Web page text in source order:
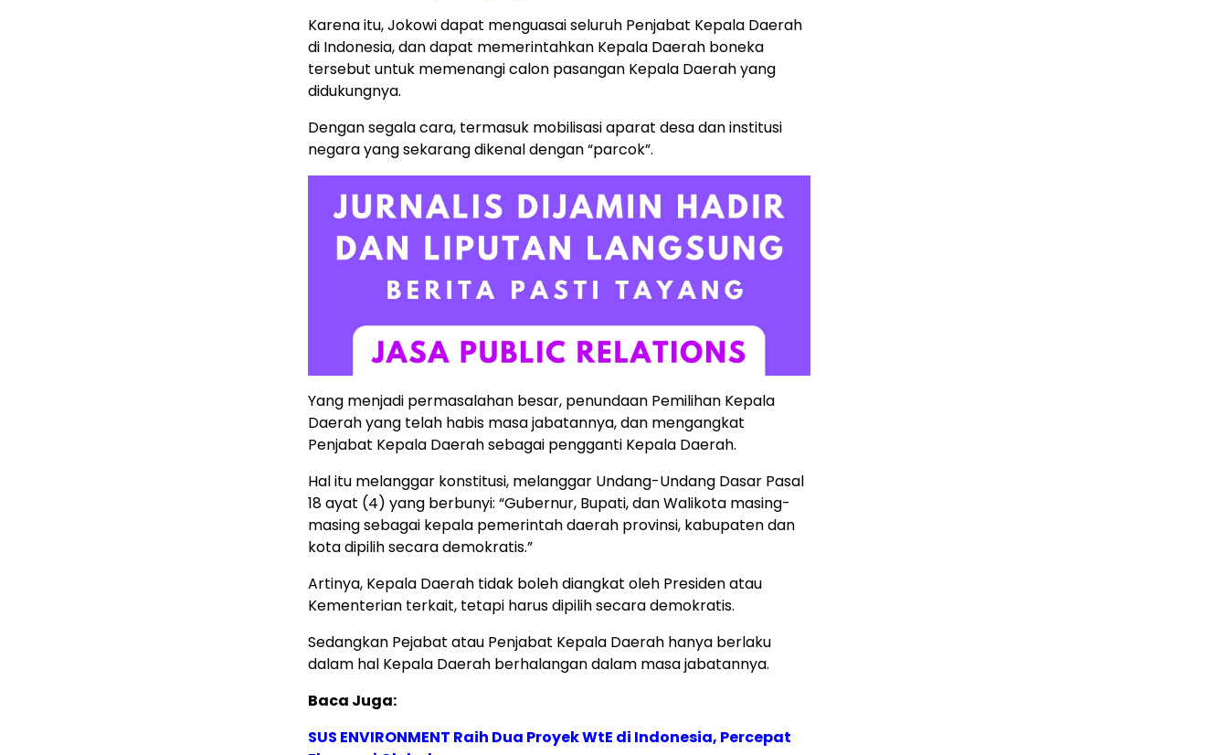
Karena itu, Jokowi dapat menguasai seluruh Penjabat Kepala Daerah
di Indonesia, dan dapat memerintahkan Kepala Daerah boneka
tersebut untuk memenangi calon pasangan Kepala Daerah yang
didukungnya.
Dengan segala cara, termasuk mobilisasi aparat desa dan institusi
negara yang sekarang dikenal dengan “parcok”.
Yang menjadi permasalahan besar, penundaan Pemilihan Kepala
Daerah yang telah habis masa jabatannya, dan mengangkat
Penjabat Kepala Daerah sebagai pengganti Kepala Daerah.
Hal itu melanggar konstitusi, melanggar Undang-Undang Dasar Pasal
18 ayat (4) yang berbunyi: “Gubernur, Bupati, dan Walikota masing-
masing sebagai kepala pemerintah daerah provinsi, kabupaten dan
kota dipilih secara demokratis.”
Artinya, Kepala Daerah tidak boleh diangkat oleh Presiden atau
Kementerian terkait, tetapi harus dipilih secara demokratis.
Sedangkan Pejabat atau Penjabat Kepala Daerah hanya berlaku
dalam hal Kepala Daerah berhalangan dalam masa jabatannya.
Baca Juga:
SUS ENVIRONMENT Raih Dua Proyek WtE di Indonesia, Percepat